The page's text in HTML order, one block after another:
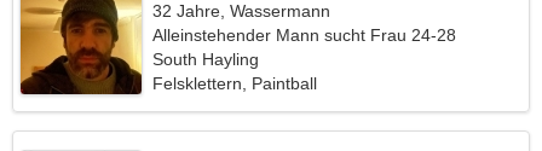
32 Jahre, Wassermann
Alleinstehender Mann sucht Frau 24-28
South Hayling
Felsklettern, Paintball